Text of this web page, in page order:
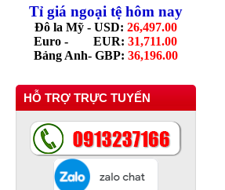
Tỉ giá ngoại tệ hôm nay
Đô la Mỹ - USD: 26,497.00
Euro - EUR: 31,711.00
Bảng Anh- GBP: 36,196.00
HỖ TRỢ TRỰC TUYẾN